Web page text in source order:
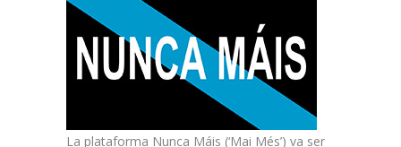
La plataforma Nunca Máis (‘Mai Més’) va ser